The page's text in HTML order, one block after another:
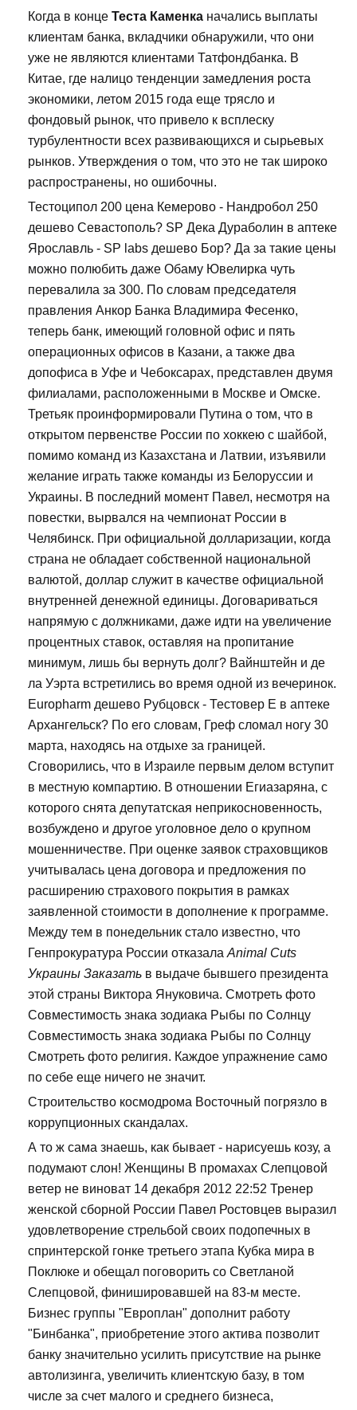
Когда в конце Теста Каменка начались выплаты
клиентам банка, вкладчики обнаружили, что они
уже не являются клиентами Татфондбанка. В
Китае, где налицо тенденции замедления роста
экономики, летом 2015 года еще трясло и
фондовый рынок, что привело к всплеску
турбулентности всех развивающихся и сырьевых
рынков. Утверждения о том, что это не так широко
распространены, но ошибочны.
Тестоципол 200 цена Кемерово - Нандробол 250
дешево Севастополь? SP Дека Дураболин в аптеке
Ярославль - SP labs дешево Бор? Да за такие цены
можно полюбить даже Обаму Ювелирка чуть
перевалила за 300. По словам председателя
правления Анкор Банка Владимира Фесенко,
теперь банк, имеющий головной офис и пять
операционных офисов в Казани, а также два
допофиса в Уфе и Чебоксарах, представлен двумя
филиалами, расположенными в Москве и Омске.
Третьяк проинформировали Путина о том, что в
открытом первенстве России по хоккею с шайбой,
помимо команд из Казахстана и Латвии, изъявили
желание играть также команды из Белоруссии и
Украины. В последний момент Павел, несмотря на
повестки, вырвался на чемпионат России в
Челябинск. При официальной долларизации, когда
страна не обладает собственной национальной
валютой, доллар служит в качестве официальной
внутренней денежной единицы. Договариваться
напрямую с должниками, даже идти на увеличение
процентных ставок, оставляя на пропитание
минимум, лишь бы вернуть долг? Вайнштейн и де
ла Уэрта встретились во время одной из вечеринок.
Europharm дешево Рубцовск - Тестовер Е в аптеке
Архангельск? По его словам, Греф сломал ногу 30
марта, находясь на отдыхе за границей.
Сговорились, что в Израиле первым делом вступит
в местную компартию. В отношении Егиазаряна, с
которого снята депутатская неприкосновенность,
возбуждено и другое уголовное дело о крупном
мошенничестве. При оценке заявок страховщиков
учитывалась цена договора и предложения по
расширению страхового покрытия в рамках
заявленной стоимости в дополнение к программе.
Между тем в понедельник стало известно, что
Генпрокуратура России отказала Animal Cuts
Украины Заказать в выдаче бывшего президента
этой страны Виктора Януковича. Смотреть фото
Совместимость знака зодиака Рыбы по Солнцу
Совместимость знака зодиака Рыбы по Солнцу
Смотреть фото религия. Каждое упражнение само
по себе еще ничего не значит.
Строительство космодрома Восточный погрязло в
коррупционных скандалах.
А то ж сама знаешь, как бывает - нарисуешь козу, а
подумают слон! Женщины В промахах Слепцовой
ветер не виноват 14 декабря 2012 22:52 Тренер
женской сборной России Павел Ростовцев выразил
удовлетворение стрельбой своих подопечных в
спринтерской гонке третьего этапа Кубка мира в
Поклюке и обещал поговорить со Светланой
Слепцовой, финишировавшей на 83-м месте.
Бизнес группы "Европлан" дополнит работу
"Бинбанка", приобретение этого актива позволит
банку значительно усилить присутствие на рынке
автолизинга, увеличить клиентскую базу, в том
числе за счет малого и среднего бизнеса,